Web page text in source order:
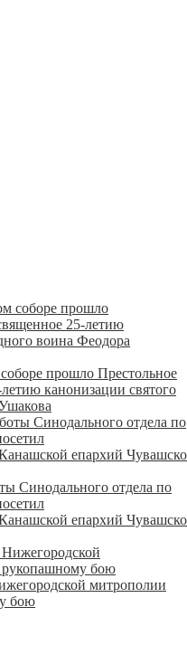
прошло Престольное
канонизации святого
Синодального отдела по
епархий
митрополии
бою